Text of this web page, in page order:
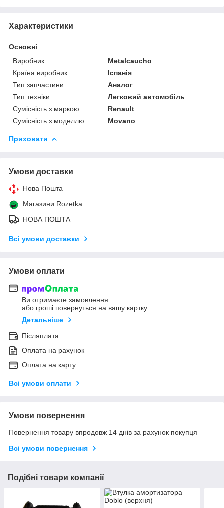
Характеристики
Основні
Виробник
Metalcaucho
Країна виробник
Іспанія
Тип запчастини
Аналог
Тип техніки
Легковий автомобіль
Сумісність з маркою
Renault
Сумісність з моделлю
Movano
Приховати
Умови доставки
Нова Пошта
Магазини Rozetka
НОВА ПОШТА
Всі умови доставки
Умови оплати
Ви отримаєте замовлення
або гроші повернуться на вашу картку
Детальніше
Післяплата
Оплата на рахунок
Оплата на карту
Всі умови оплати
Умови повернення
Повернення товару впродовж 14 днів за рахунок покупця
Всі умови повернення
Подібні товари компанії